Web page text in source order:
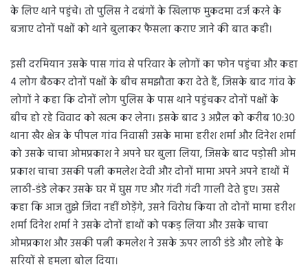
के लिए थाने पहुंचे। तो पुलिस ने दबंगों के खिलाफ मुकदमा दर्ज करने के
बजाए दोनों पक्षों को थाने बुलाकर फैसला कराए जाने की बात कही।
इसी दरमियान उसके पास गांव से परिवार के लोगों का फोन पहुंचा और कहा
4 लोग बैठकर दोनों पक्षों के बीच समझौता करा देते हैं, जिसके बाद गांव के
लोगों ने कहा कि दोनों लोग पुलिस के पास थाने पहुंचकर दोनों पक्षों के
बीच हो रहे विवाद को खत्म कर लेना। इसके बाद 3 अप्रैल को करीब 10:30
थाना खैर क्षेत्र के पीपल गांव निवासी उसके मामा हरीश शर्मा और दिनेश शर्मा
को उसके चाचा ओमप्रकाश ने अपने घर बुला लिया, जिसके बाद पड़ोसी ओम
प्रकाश चाचा उसकी पत्नी कमलेश देवी और दोनों मामा अपने अपने हाथों में
लाठी-डंडे लेकर उसके घर में घुस गए और गंदी गंदी गाली देते हुए। उससे
कहा कि आज तुझे जिंदा नहीं छोड़ेंगे, उसने विरोध किया तो दोनों मामा हरीश
शर्मा दिनेश शर्मा ने उसके दोनों हाथों को पकड़ लिया और उसके चाचा
ओमप्रकाश और उसकी पत्नी कमलेश ने उसके ऊपर लाठी डंडे और लोहे के
सरियों से हमला बोल दिया।